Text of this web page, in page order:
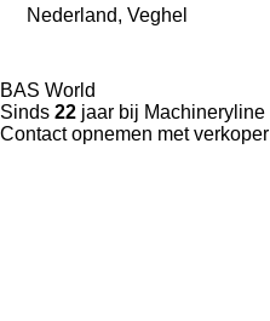
Nederland, Veghel
BAS World
Sinds 22 jaar bij Machineryline
Contact opnemen met verkoper